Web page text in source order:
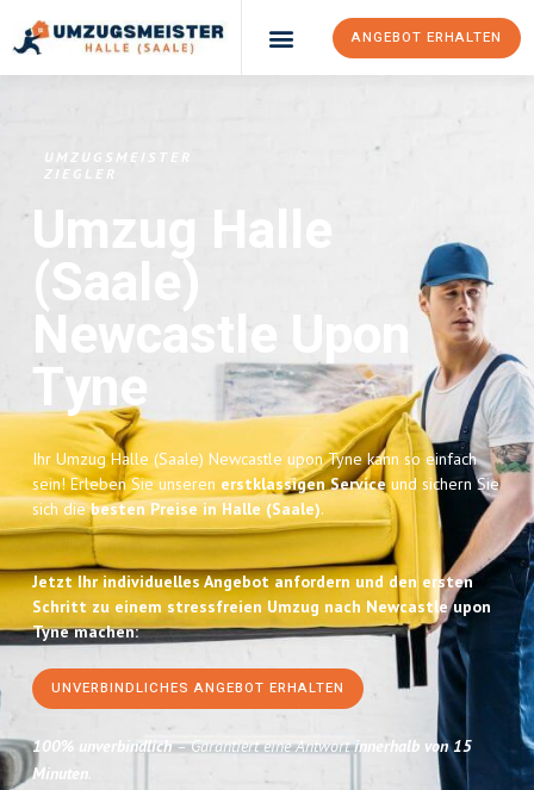
ANGEBOT ERHALTEN
UMZUGSMEISTER
ZIEGLER
Umzug Halle
(Saale)
Newcastle Upon
Tyne
Ihr Umzug Halle (Saale) Newcastle upon Tyne kann so einfach
sein! Erleben Sie unseren erstklassigen Serviceund sichern Sie
sich diebesten Preise in Halle (Saale).
Jetzt Ihr individuelles Angebot anfordern und den ersten
Schritt zu einem stressfreien Umzug nach Newcastle upon
Tyne machen:
UNVERBINDLICHES ANGEBOT ERHALTEN
100% unverbindlich– Garantiert eine Antwortinnerhalb von 15
Minuten